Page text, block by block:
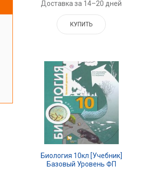
Доставка за 14–20 дней
КУПИТЬ
Биология 10кл [Учебник]
Базовый Уровень ФП